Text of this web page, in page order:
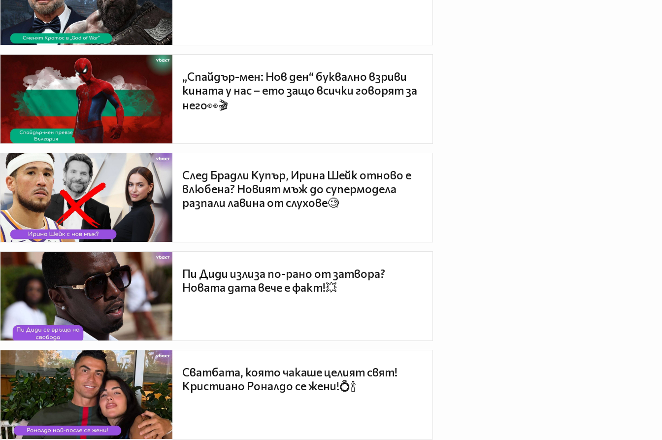
„Спайдър-мен: Нов ден“ буквално взриви
кината у нас – ето защо всички говорят за
него👀🎬
След Брадли Купър, Ирина Шейк отново е
влюбена? Новият мъж до супермодела
разпали лавина от слухове🧐
Пи Диди излиза по-рано от затвора?
Новата дата вече е факт!💥
Сватбата, която чакаше целият свят!
Кристиано Роналдо се жени!💍🍾